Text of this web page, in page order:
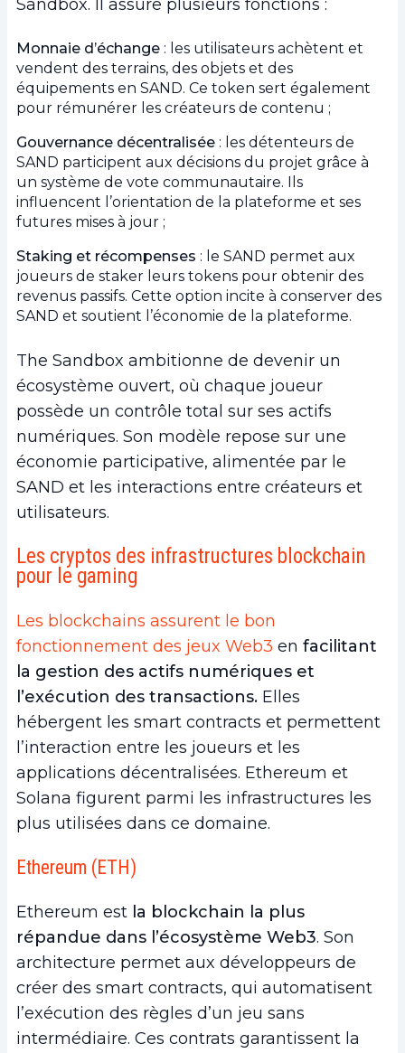
Sandbox. Il assure plusieurs fonctions :
Monnaie d’échange : les utilisateurs achètent et
vendent des terrains, des objets et des
équipements en SAND. Ce token sert également
pour rémunérer les créateurs de contenu ;
Gouvernance décentralisée : les détenteurs de
SAND participent aux décisions du projet grâce à
un système de vote communautaire. Ils
influencent l’orientation de la plateforme et ses
futures mises à jour ;
Staking et récompenses : le SAND permet aux
joueurs de staker leurs tokens pour obtenir des
revenus passifs. Cette option incite à conserver des
SAND et soutient l’économie de la plateforme.
The Sandbox ambitionne de devenir un
écosystème ouvert, où chaque joueur
possède un contrôle total sur ses actifs
numériques. Son modèle repose sur une
économie participative, alimentée par le
SAND et les interactions entre créateurs et
utilisateurs.
Les cryptos des infrastructures blockchain
pour le gaming
Les blockchains assurent le bon
fonctionnement des jeux Web3 en facilitant
la gestion des actifs numériques et
l’exécution des transactions. Elles
hébergent les smart contracts et permettent
l’interaction entre les joueurs et les
applications décentralisées. Ethereum et
Solana figurent parmi les infrastructures les
plus utilisées dans ce domaine.
Ethereum (ETH)
Ethereum est la blockchain la plus
répandue dans l’écosystème Web3. Son
architecture permet aux développeurs de
créer des smart contracts, qui automatisent
l’exécution des règles d’un jeu sans
intermédiaire. Ces contrats garantissent la